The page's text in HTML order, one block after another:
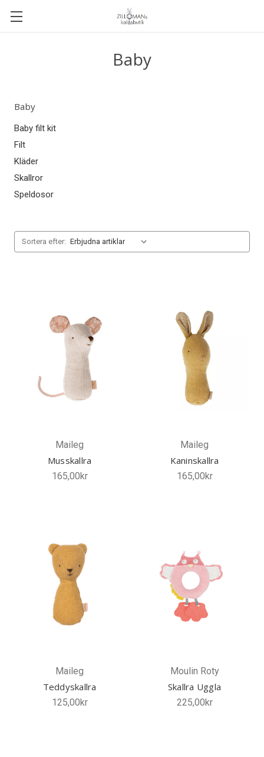
Baby
Baby
Baby filt kit
Filt
Kläder
Skallror
Speldosor
Sortera efter:
Maileg
Musskallra
165,00kr
Maileg
Kaninskallra
165,00kr
Maileg
Teddyskallra
125,00kr
Moulin Roty
Skallra Uggla
225,00kr